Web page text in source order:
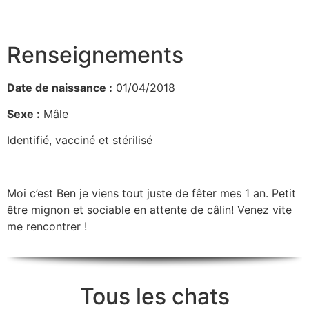
Renseignements
Date de naissance : 01/04/2018
Sexe : Mâle
Identifié, vacciné et stérilisé
Moi c’est Ben je viens tout juste de fêter mes 1 an. Petit
être mignon et sociable en attente de câlin! Venez vite
me rencontrer !
Tous les chats